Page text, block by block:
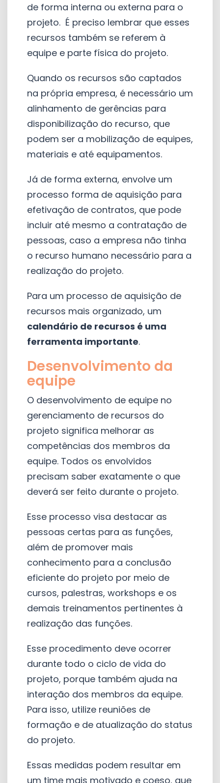
de forma interna ou externa para o
projeto. É preciso lembrar que esses
recursos também se referem à
equipe e parte física do projeto.
Quando os recursos são captados
na própria empresa, é necessário um
alinhamento de gerências para
disponibilização do recurso, que
podem ser a mobilização de equipes,
materiais e até equipamentos.
Já de forma externa, envolve um
processo forma de aquisição para
efetivação de contratos, que pode
incluir até mesmo a contratação de
pessoas, caso a empresa não tinha
o recurso humano necessário para a
realização do projeto.
Para um processo de aquisição de
recursos mais organizado, um
calendário de recursos é uma
ferramenta importante.
Desenvolvimento da
equipe
O desenvolvimento de equipe no
gerenciamento de recursos do
projeto significa melhorar as
competências dos membros da
equipe. Todos os envolvidos
precisam saber exatamente o que
deverá ser feito durante o projeto.
Esse processo visa destacar as
pessoas certas para as funções,
além de promover mais
conhecimento para a conclusão
eficiente do projeto por meio de
cursos, palestras, workshops e os
demais treinamentos pertinentes à
realização das funções.
Esse procedimento deve ocorrer
durante todo o ciclo de vida do
projeto, porque também ajuda na
interação dos membros da equipe.
Para isso, utilize reuniões de
formação e de atualização do status
do projeto.
Essas medidas podem resultar em
um time mais motivado e coeso, que